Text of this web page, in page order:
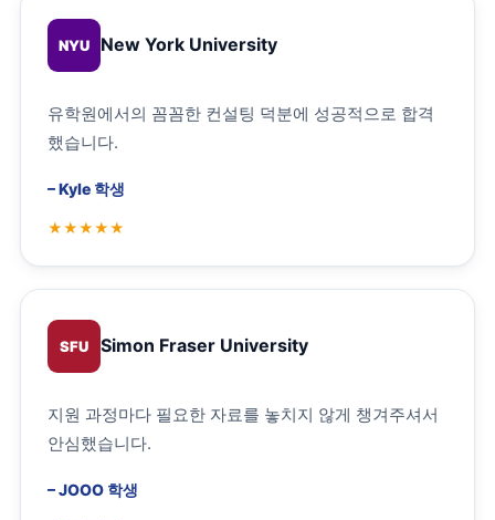
NYU New York University
유학원에서의 꼼꼼한 컨설팅 덕분에 성공적으로 합격
했습니다.
–Kyle 학생
SFU Simon Fraser University
지원 과정마다 필요한 자료를 놓치지 않게 챙겨주셔서
안심했습니다.
–JOOO 학생